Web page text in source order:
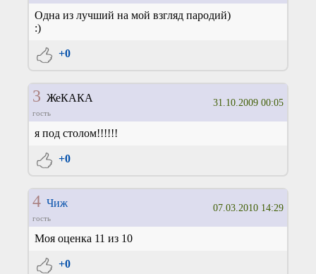
Одна из лучший на мой взгляд пародий)
:)
+0
3 ЖеКАКА
гость
31.10.2009 00:05
я под столом!!!!!!
+0
4 Чиж
гость
07.03.2010 14:29
Моя оценка 11 из 10
+0